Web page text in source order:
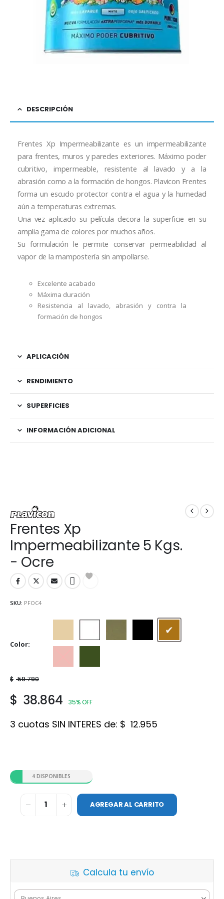
DESCRIPCIÓN
Frentes Xp Impermeabilizante es un impermeabilizante
para frentes, muros y paredes exteriores. Máximo poder
cubritivo, impermeable, resistente al lavado y a la
abrasión como a la formación de hongos. Plavicon Frentes
forma un escudo protector contra el agua y la humedad
aún a temperaturas extremas.
Una vez aplicado su película decora la superficie en su
amplia gama de colores por muchos años.
Su formulación le permite conservar permeabilidad al
vapor de la mampostería sin ampollarse.
Excelente acabado
Máxima duración
Resistencia al lavado, abrasión y contra la
formación de hongos
APLICACIÓN
RENDIMIENTO
SUPERFICIES
INFORMACIÓN ADICIONAL
Frentes Xp
Impermeabilizante 5 Kgs.
- Ocre
SKU: PFOC4
Color
Ocre
$ 59.790
$ 38.864 35% OFF
3 cuotas SIN INTERES de: $ 12.955
4 DISPONIBLES
AGREGAR AL CARRITO
Calcula tu envío